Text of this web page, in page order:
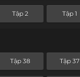
Tập 2 Tập 1
Tập 38 Tập 37